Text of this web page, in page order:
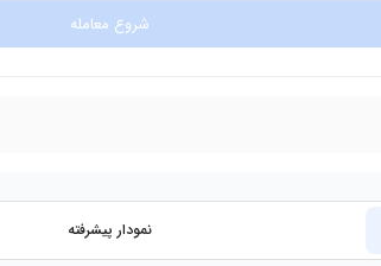
شروع معامله
نمودار پیشرفته